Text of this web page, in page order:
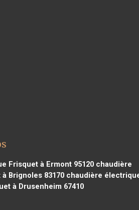
Frisquet à Ermont 95120 chaudière
Brignoles 83170chaudière
à Drusenheim 67410